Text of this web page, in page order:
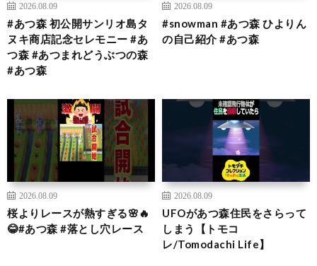
2026.08.09
#あつ森 初公開サンリオ島タ
ヌキ商店記念セレモニー #あ
つ森 #あつまれどうぶつの森
#あつ森
2026.08.09
#snowman #あつ森 ひよりん
の自己紹介 #あつ森
2026.08.09
桜よりレースが熱すぎる🌸🔥
😂#あつ森 #落とし穴レース
2026.08.09
UFOがあつ森住民をさらって
しまう【トモコ
レ/Tomodachi Life】